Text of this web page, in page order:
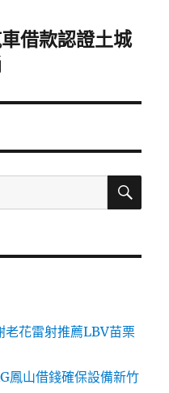
借款認證土城
搜
老花雷射推薦LBV苗栗
鳳山借錢確保設備新竹